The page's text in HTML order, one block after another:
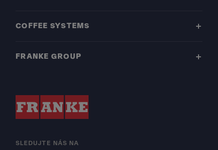
COFFEE SYSTEMS
FRANKE GROUP
SLEDUJTE NÁS NA